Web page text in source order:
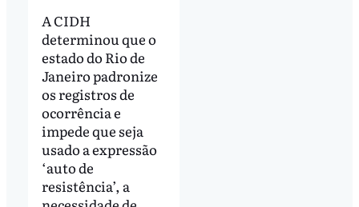
A CIDH
determinou que o
estado do Rio de
Janeiro padronize
os registros de
ocorrência e
impede que seja
usado a expressão
‘auto de
resistência’, a